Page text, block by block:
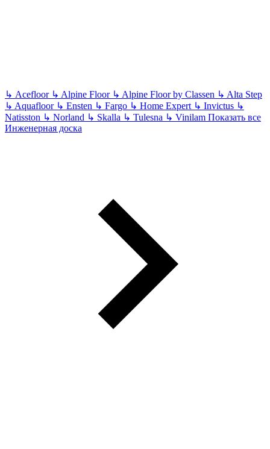
↳ Acefloor ↳ Alpine Floor ↳ Alpine Floor by Classen ↳ Alta Step
↳ Aquafloor ↳ Ensten ↳ Fargo ↳ Home Expert ↳ Invictus ↳
Natisston ↳ Norland ↳ Skalla ↳ Tulesna ↳ Vinilam Показать все
Инженерная доска